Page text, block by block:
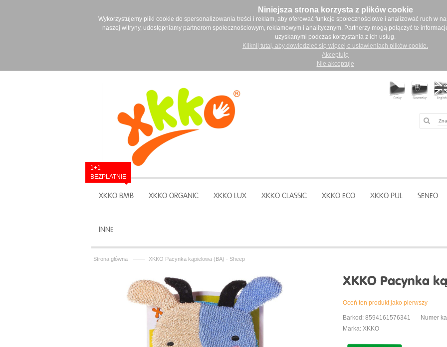
Niniejsza strona korzysta z plików cookie
Wykorzystujemy pliki cookie do spersonalizowania treści i reklam, aby oferować funkcje społecznościowe i analizować ruch w
naszej witryny, udostępniamy partnerom społecznościowym, reklamowym i analitycznym. Partnerzy mogą połączyć te
uzyskanymi podczas korzystania z ich usług.
Kliknij tutaj, aby dowiedzieć się więcej o ustawieniach plików cookie.
Akceptuję
Nie akceptuje
XKKO BMB
1+1
BEZPŁATNIE
XKKO ORGANIC XKKO LUX XKKO CLASSIC XKKO ECO XKKO PUL SENEO
INNE
Strona główna —— XKKO Pacynka kąpielowa (BA) - Sheep
XKKO Pacynka
Oceń ten produkt jako pierwszy
Barkod: 8594161576341
Numer
Marka: XKKO